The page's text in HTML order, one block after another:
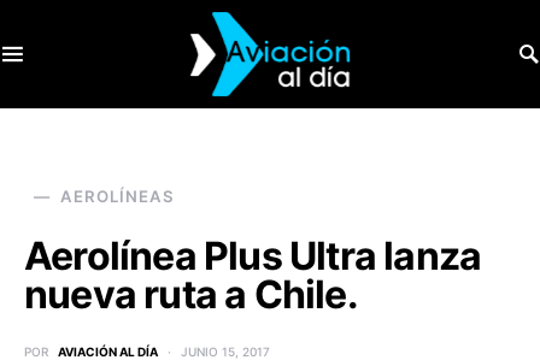
AEROLÍNEAS
Aerolínea Plus Ultra lanza
nueva ruta a Chile.
POR AVIACIÓN AL DÍA JUNIO 15, 2017